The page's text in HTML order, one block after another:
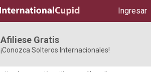
Ingresar
Afiliese Gratis
¡Conozca Solteros Internacionales!